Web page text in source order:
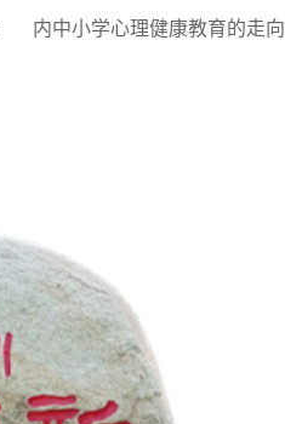
内中小学心理健康教育的走向